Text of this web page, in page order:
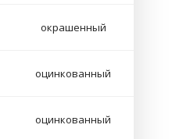
окрашенный
оцинкованный
оцинкованный